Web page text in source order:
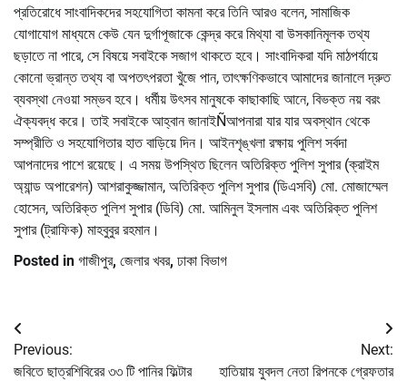
প্রতিরোধে সাংবাদিকদের সহযোগিতা কামনা করে তিনি আরও বলেন, সামাজিক
যোগাযোগ মাধ্যমে কেউ যেন দুর্গাপূজাকে কেন্দ্র করে মিথ্যা বা উসকানিমূলক তথ্য
ছড়াতে না পারে, সে বিষয়ে সবাইকে সজাগ থাকতে হবে। সাংবাদিকরা যদি মাঠপর্যায়ে
কোনো ভ্রান্ত তথ্য বা অপতৎপরতা খুঁজে পান, তাৎক্ষণিকভাবে আমাদের জানালে দ্রুত
ব্যবস্থা নেওয়া সম্ভব হবে। ধর্মীয় উৎসব মানুষকে কাছাকাছি আনে, বিভক্ত নয় বরং
ঐক্যবদ্ধ করে। তাই সবাইকে আহ্বান জানাইÑআপনারা যার যার অবস্থান থেকে
সম্প্রীতি ও সহযোগিতার হাত বাড়িয়ে দিন। আইনশৃঙ্খলা রক্ষায় পুলিশ সর্বদা
আপনাদের পাশে রয়েছে। এ সময় উপস্থিত ছিলেন অতিরিক্ত পুলিশ সুপার (ক্রাইম
অ্যান্ড অপারেশন) আশরাকুজ্জামান, অতিরিক্ত পুলিশ সুপার (ডিএসবি) মো. মোজাম্মেল
হোসেন, অতিরিক্ত পুলিশ সুপার (ডিবি) মো. আমিনুল ইসলাম এবং অতিরিক্ত পুলিশ
সুপার (ট্রাফিক) মাহবুবুর রহমান।
Posted in গাজীপুর, জেলার খবর, ঢাকা বিভাগ
Post
navigation
Previous:
জবিতে ছাত্রশিবিরের ৩৩ টি পানির ফিল্টার
Next:
হাতিয়ায় যুবদল নেতা রিপনকে গ্রেফতার